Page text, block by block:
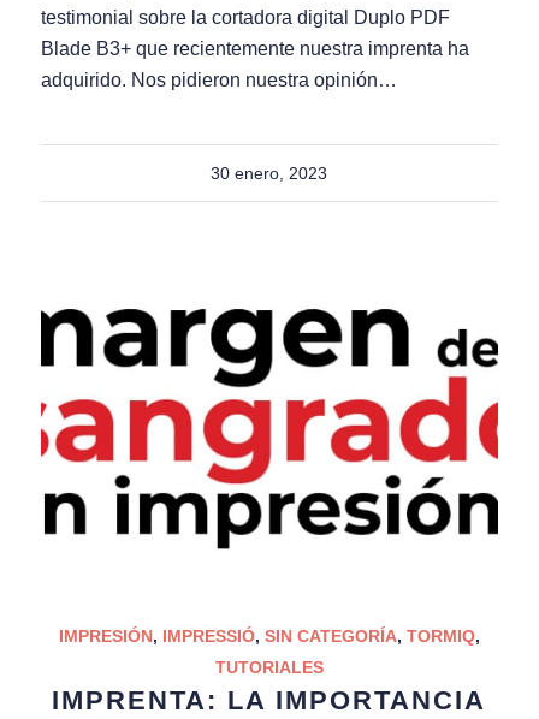
testimonial sobre la cortadora digital Duplo PDF
Blade B3+ que recientemente nuestra imprenta ha
adquirido. Nos pidieron nuestra opinión…
30 enero, 2023
IMPRESIÓN, IMPRESSIÓ, SIN CATEGORÍA, TORMIQ,
TUTORIALES
IMPRENTA: LA IMPORTANCIA